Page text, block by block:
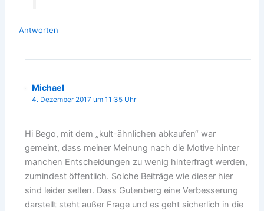
Antworten
Michael
4. Dezember 2017 um 11:35 Uhr
Hi Bego, mit dem „kult-ähnlichen abkaufen“ war
gemeint, dass meiner Meinung nach die Motive hinter
manchen Entscheidungen zu wenig hinterfragt werden,
zumindest öffentlich. Solche Beiträge wie dieser hier
sind leider selten. Dass Gutenberg eine Verbesserung
darstellt steht außer Frage und es geht sicherlich in die